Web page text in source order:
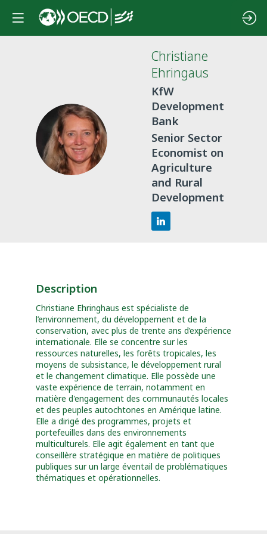
CE
Christiane
Ehringaus
KfW
Development
Bank
Senior Sector
Economist on
Agriculture
and Rural
Development
Description
Christiane Ehringhaus est spécialiste de
l’environnement, du développement et de la
conservation, avec plus de trente ans d’expérience
internationale. Elle se concentre sur les
ressources naturelles, les forêts tropicales, les
moyens de subsistance, le développement rural
et le changement climatique. Elle possède une
vaste expérience de terrain, notamment en
matière d'engagement des communautés locales
et des peuples autochtones en Amérique latine.
Elle a dirigé des programmes, projets et
portefeuilles dans des environnements
multiculturels. Elle agit également en tant que
conseillère stratégique en matière de politiques
publiques sur un large éventail de problématiques
thématiques et opérationnelles.